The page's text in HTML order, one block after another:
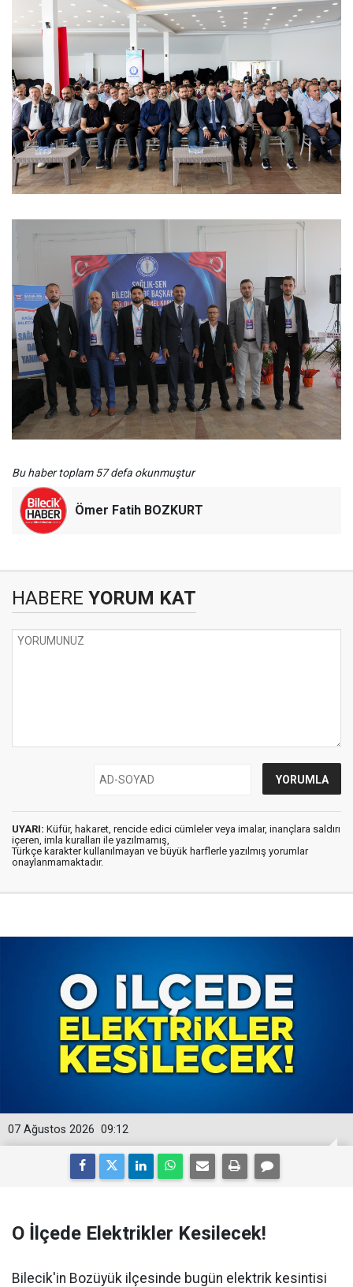
Bu haber toplam 57 defa okunmuştur
Ömer Fatih BOZKURT
HABERE YORUM KAT
UYARI: Küfür, hakaret, rencide edici cümleler veya imalar, inançlara saldırı
içeren, imla kuralları ile yazılmamış,
Türkçe karakter kullanılmayan ve büyük harflerle yazılmış yorumlar
onaylanmamaktadır.
09:12
07 Ağustos 2026
O İlçede Elektrikler Kesilecek!
Bilecik'in Bozüyük ilçesinde bugün elektrik kesintisi